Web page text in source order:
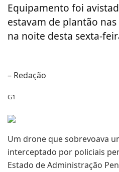
Equipamento foi
estavam de plantão
na noite desta sexta-
– Redação
G1
Um drone que sobrevoava
interceptado por policiais
Estado de Administração